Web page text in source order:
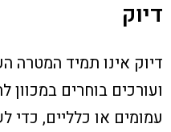
דיוק
דיוק אינו תמיד המטרה
ועורכים בוחרים
עמומים או כלליים, כדי